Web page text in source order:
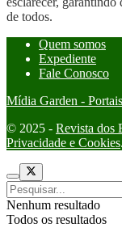
de todos.
Quem somos
Expediente
Fale Conosco
Mídia Garden -
© 2025 - Revista dos
Privacidade e Cookies.
Nenhum resultado
Todos os resultados